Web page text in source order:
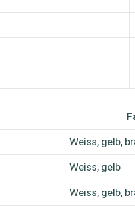
Weiss, gelb,
Weiss, gelb
Weiss, gelb,